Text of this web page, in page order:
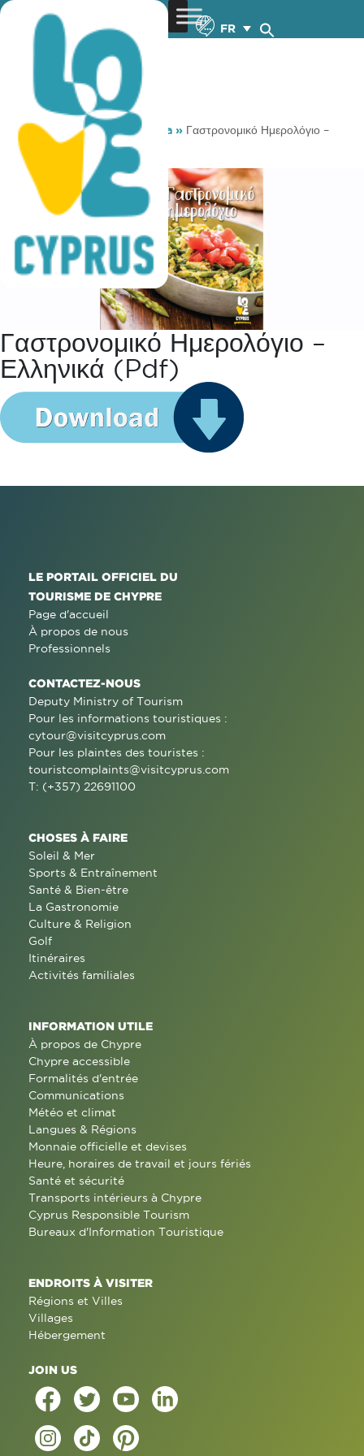
FR
You are here: Home »Media » Γαστρονομικό Ημερολόγιο –
Ελληνικά (pdf)
Γαστρονομικό Ημερολόγιο –
Ελληνικά (pdf)
LE PORTAIL OFFICIEL DU
TOURISME DE CHYPRE
Page d'accueil
À propos de nous
Professionnels
CONTACTEZ-NOUS
Deputy Ministry of Tourism
Pour les informations touristiques :
cytour@visitcyprus.com
Pour les plaintes des touristes :
touristcomplaints@visitcyprus.com
T: (+357) 22691100
CHOSES À FAIRE
Soleil & Mer
Sports & Entraînement
Santé & Bien-être
La Gastronomie
Culture & Religion
Golf
Itinéraires
Activités familiales
INFORMATION UTILE
À propos de Chypre
Chypre accessible
Formalités d'entrée
Communications
Météo et climat
Langues & Régions
Monnaie officielle et devises
Heure, horaires de travail et jours fériés
Santé et sécurité
Transports intérieurs à Chypre
Cyprus Responsible Tourism
Bureaux d'Information Touristique
ENDROITS À VISITER
Régions et Villes
Villages
Hébergement
JOIN US